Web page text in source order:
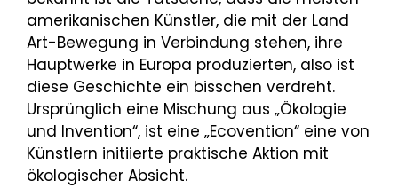
amerikanischen Künstler, die mit der Land
Art-Bewegung in Verbindung stehen, ihre
Hauptwerke in Europa produzierten, also ist
diese Geschichte ein bisschen verdreht.
Ursprünglich eine Mischung aus „Ökologie
und Invention“, ist eine „Ecovention“ eine von
Künstlern initiierte praktische Aktion mit
ökologischer Absicht.